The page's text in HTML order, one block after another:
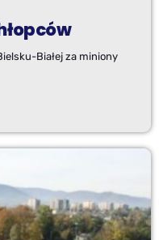
Białej za miniony